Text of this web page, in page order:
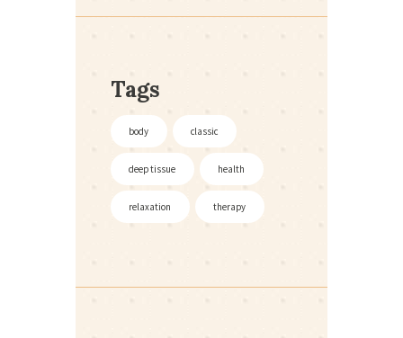
Tags
body classic
deep tissue health
relaxation therapy